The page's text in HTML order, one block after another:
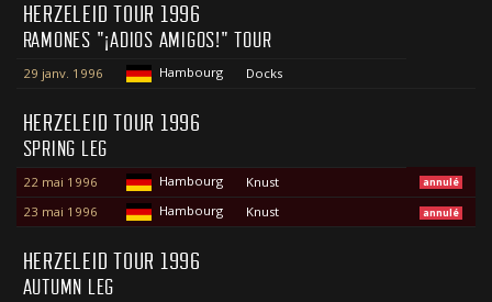
HERZELEID TOUR 1996
RAMONES "¡ADIOS AMIGOS!" TOUR
29 janv. 1996 Hambourg Docks
HERZELEID TOUR 1996
SPRING LEG
22 mai 1996 Hambourg Knust annulé
23 mai 1996 Hambourg Knust annulé
HERZELEID TOUR 1996
AUTUMN LEG